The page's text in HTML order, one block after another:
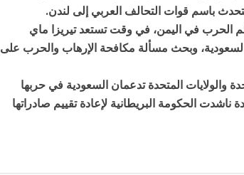
باسم قوات التحالف العربي إلى لندن.
الحرب في اليمن، في وقت تستعد تيريزا ماي
السعودية، وبحث مسألة مكافحة الإرهاب والحرب على
والولايات المتحدة تدعمان السعودية في حربها
الحكومة البريطانية لإعادة تقييم صادراتها
أرقام صادمة لخسائر القطاع الاقتصادي جراء
العدوان السعودي على اليمن